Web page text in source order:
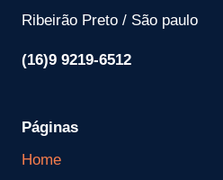
Ribeirão Preto / São paulo
(16)9 9219-6512
Páginas
Home